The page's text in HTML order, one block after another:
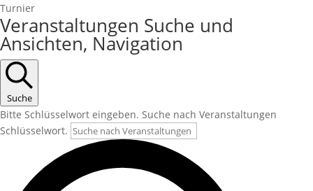
Turnier
Veranstaltungen
Veranstaltungen Suche und
Ansichten, Navigation
Suche
Bitte Schlüsselwort eingeben. Suche nach Veranstaltungen
Schlüsselwort.